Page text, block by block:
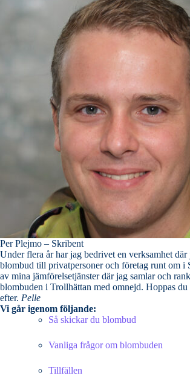
Per Plejmo – Skribent
Under flera år har jag bedrivet en verksamhet
blombud till privatpersoner och företag runt om i Sverige.
av mina jämförelsetjänster där jag samlar och
blombuden i Trollhättan med omnejd. Hoppas du hittar det du söker
efter. Pelle
Vi går igenom följande:
Så skickar du blombud
Vanliga frågor om blombuden
Tillfällen